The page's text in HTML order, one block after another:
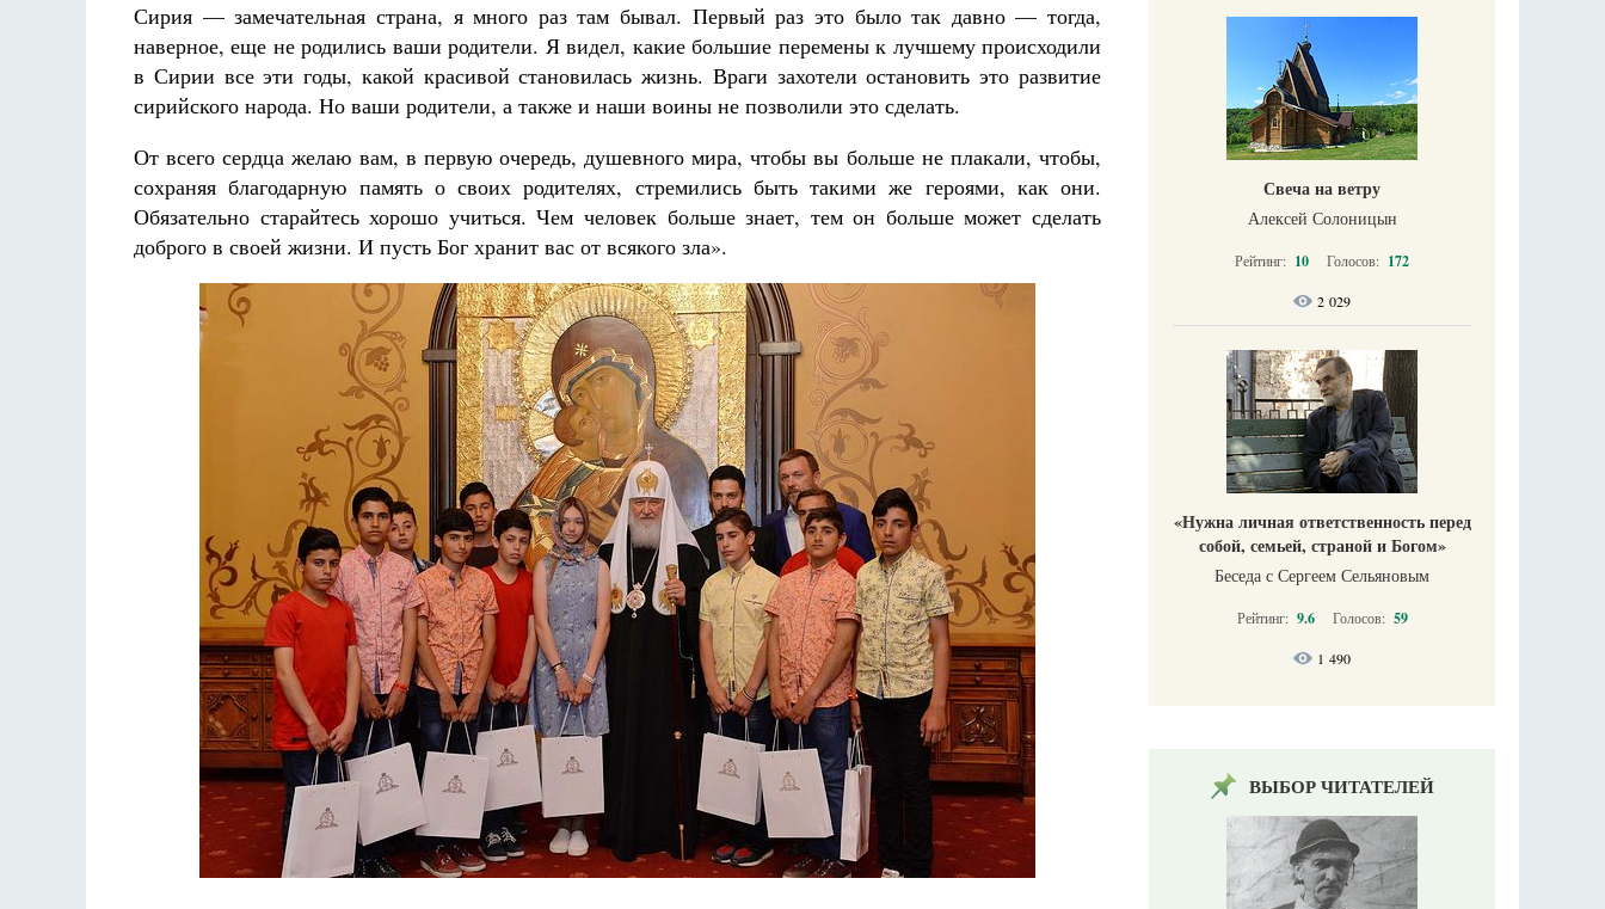
Сирия — замечательная страна, я много раз там бывал. Первый раз это было так давно — тогда,
наверное, еще не родились ваши родители. Я видел, какие большие перемены к лучшему происходили
в Сирии все эти годы, какой красивой становилась жизнь. Враги захотели остановить это развитие
сирийского народа. Но ваши родители, а также и наши воины не позволили это сделать.
От всего сердца желаю вам, в первую очередь, душевного мира, чтобы вы больше не плакали, чтобы,
сохраняя благодарную память о своих родителях, стремились быть такими же героями, как они.
Обязательно старайтесь хорошо учиться. Чем человек больше знает, тем он больше может сделать
доброго в своей жизни. И пусть Бог хранит вас от всякого зла».
Свеча на ветру
Алексей Солоницын
Рейтинг: 10 Голосов: 172
2 029
«Нужна личная ответственность перед
собой, семьей, страной и Богом»
Беседа с Сергеем Сельяновым
Рейтинг: 9.6 Голосов: 59
1 490
ВЫБОР ЧИТАТЕЛЕЙ